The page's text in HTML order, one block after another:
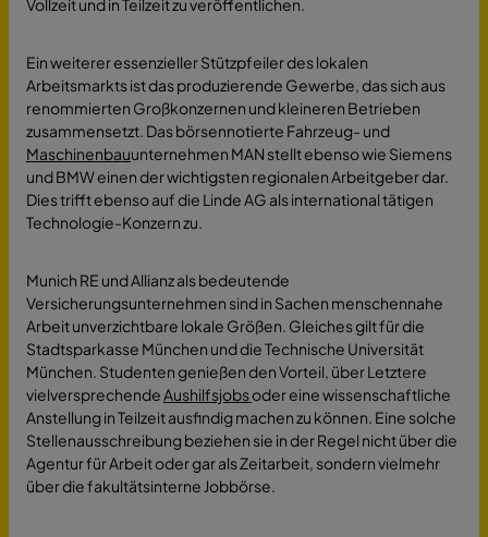
Vollzeit und in Teilzeit zu veröffentlichen.
Ein weiterer essenzieller Stützpfeiler des lokalen
Arbeitsmarkts ist das produzierende Gewerbe, das sich aus
renommierten Großkonzernen und kleineren Betrieben
zusammensetzt. Das börsennotierte Fahrzeug- und
Maschinenbauunternehmen MAN stellt ebenso wie Siemens
und BMW einen der wichtigsten regionalen Arbeitgeber dar.
Dies trifft ebenso auf die Linde AG als international tätigen
Technologie-Konzern zu.
Munich RE und Allianz als bedeutende
Versicherungsunternehmen sind in Sachen menschennahe
Arbeit unverzichtbare lokale Größen. Gleiches gilt für die
Stadtsparkasse München und die Technische Universität
München. Studenten genießen den Vorteil, über Letztere
vielversprechendeAushilfsjobsoder eine wissenschaftliche
Anstellung in Teilzeit ausfindig machen zu können. Eine solche
Stellenausschreibung beziehen sie in der Regel nicht über die
Agentur für Arbeit oder gar als Zeitarbeit, sondern vielmehr
über die fakultätsinterne Jobbörse.